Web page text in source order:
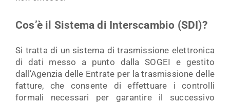
Cos’è il Sistema di Interscambio (SDI)?
Si tratta di un sistema di trasmissione elettronica
di dati messo a punto dalla SOGEI e gestito
dall’Agenzia delle Entrate per la trasmissione delle
fatture, che consente di effettuare i controlli
formali necessari per garantire il successivo